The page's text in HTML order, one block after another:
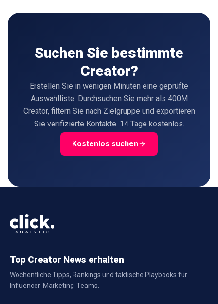
Suchen Sie bestimmte
Creator?
Erstellen Sie in wenigen Minuten eine geprüfte
Auswahlliste. Durchsuchen Sie mehr als 400M
Creator, filtern Sie nach Zielgruppe und exportieren
Sie verifizierte Kontakte. 14 Tage kostenlos.
Kostenlos suchen
Top Creator News erhalten
Wöchentliche Tipps, Rankings und taktische Playbooks für
Influencer-Marketing-Teams.